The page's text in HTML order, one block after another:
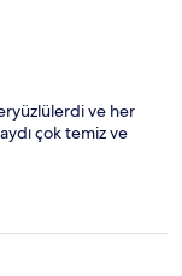
ve her
çok temiz ve